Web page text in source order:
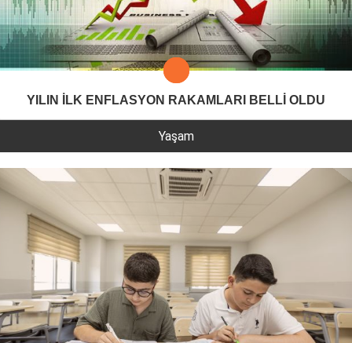
YILIN İLK ENFLASYON RAKAMLARI BELLİ OLDU
Yaşam